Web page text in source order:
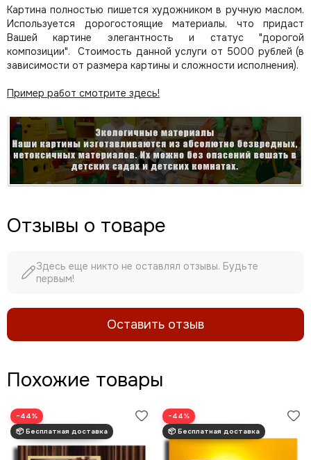
Картина полностью пишется художником в ручную маслом.
Используется дорогостоящие материалы, что придаст
Вашей картине элегантность и статус "дорогой
композиции". Стоимость данной услуги от 5000 рублей (в
зависимости от размера картины и сложности исполнения).
Пример работ смотрите здесь!
Отзывы о товаре
Здесь еще никто не оставлял отзывы. Будьте
первым!
Оставить отзыв
Похожие товары
−44% −44%